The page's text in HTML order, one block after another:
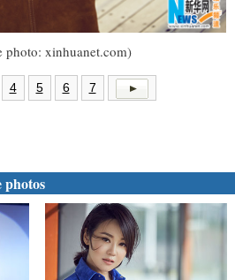
photo: xinhuanet.com)
4 5 6 7
photos